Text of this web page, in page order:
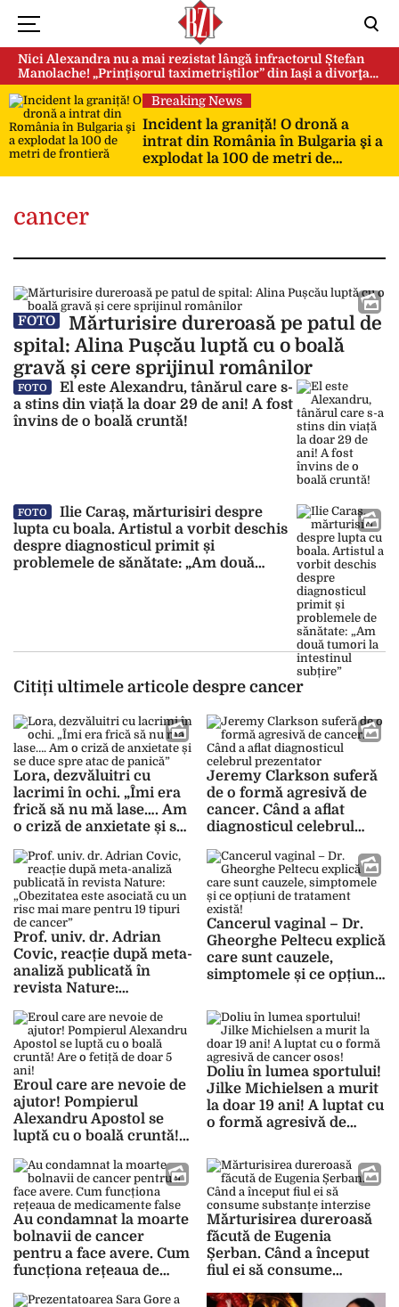
Nici Alexandra nu a mai rezistat lângă infractorul Ștefan
Manolache! „Prințișorul taximetriștilor” din Iași a divorţat
după doi ani de căsnicie
Breaking News
Incident la graniță! O dronă a
intrat din România în Bulgaria şi a
explodat la 100 de metri de
frontieră
cancer
FOTO
Mărturisire dureroasă pe patul de
spital: Alina Pușcău luptă cu o boală
gravă și cere sprijinul românilor
FOTO
El este Alexandru, tânărul care s-
a stins din viață la doar 29 de ani! A fost
învins de o boală cruntă!
FOTO
Ilie Caraș, mărturisiri despre
lupta cu boala. Artistul a vorbit deschis
despre diagnosticul primit și
problemele de sănătate: „Am două
Citiți ultimele articole despre cancer
Lora, dezvăluitri cu
lacrimi în ochi. „Îmi era
frică să nu mă lase…. Am
o criză de anxietate și se
Jeremy Clarkson suferă
de o formă agresivă de
cancer. Când a aflat
diagnosticul celebrul
Prof. univ. dr. Adrian
Covic, reacție după meta-
analiză publicată în
revista Nature:
cu un risc mai mare
pentru 19 tipuri de
cancer”
Cancerul vaginal – Dr.
Gheorghe Peltecu explică
care sunt cauzele,
simptomele și ce opțiuni
Eroul care are nevoie de
ajutor! Pompierul
Alexandru Apostol se
luptă cu o boală cruntă!
ani!
Doliu în lumea sportului!
Jilke Michielsen a murit
la doar 19 ani! A luptat cu
o formă agresivă de
Au condamnat la moarte
bolnavii de cancer
pentru a face avere. Cum
funcționa rețeaua de
Mărturisirea dureroasă
făcută de Eugenia
Șerban. Când a început
fiul ei să consume